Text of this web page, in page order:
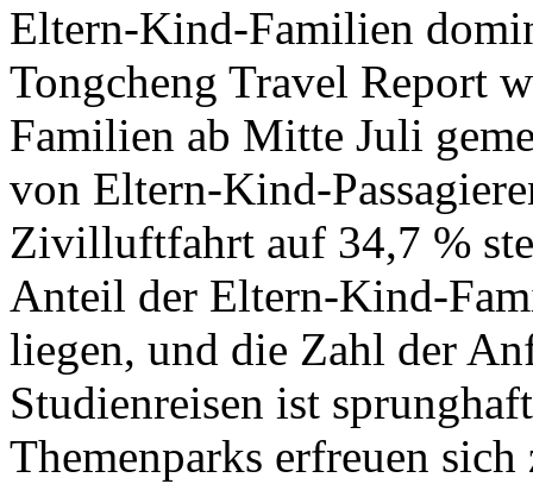
Eltern-Kind-Familien
Tongcheng Travel Report
Familien ab Mitte Juli
von Eltern-Kind-
Zivilluftfahrt auf 34,7 %
Anteil der Eltern-Kind-
liegen, und die Zahl der
Studienreisen ist
Themenparks erfreuen